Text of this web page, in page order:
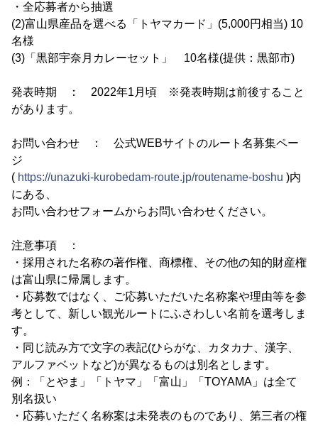
・全応募者から抽選
(2)富山県産品を選べる「トヤマカード」(5,000円相当) 10
名様
(3)「黒部宇奈月カレーセット」 10名様(提供：黒部市)
発表時期 ： 2022年1月頃 ※発表時期は前後すること
があります。
お問い合わせ ： 公式WEBサイトのルート名募集ペー
ジ
( https://unazuki-kurobedam-route.jp/routename-boshu )内
にある、
お問い合わせフォームからお問い合わせください。
注意事項 ：
・採用された名称の著作権、商標権、その他の知的財産権
は富山県に帰属します。
・応募数ではなく、ご応募いただいた名称案や理由等を参
考として、新しい観光ルートにふさわしい名前を選考しま
す。
・同じ読み方で文字の表記(ひらがな、カタカナ、漢字、
アルファベットなど)が異なるものは別名とします。
例：「とやま」「トヤマ」「富山」「TOYAMA」は全て
別名扱い
・応募いただく名称案は未発表のものであり、第三者の権